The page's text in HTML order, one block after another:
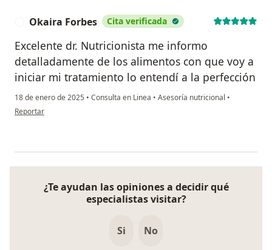
Okaira Forbes Cita verificada
Excelente dr. Nutricionista me informo
detalladamente de los alimentos con que voy a
iniciar mi tratamiento lo entendí a la perfección
18 de enero de 2025 • Consulta en Linea • Asesoría nutricional •
en opinión del usuario Okaira Forbes
Reportar
¿Te ayudan las opiniones a decidir qué
especialistas visitar?
Si No